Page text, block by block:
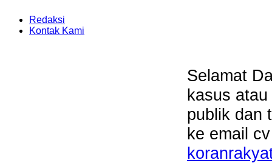
Redaksi
Kontak Kami
Selamat
kasus
publik dan
ke email